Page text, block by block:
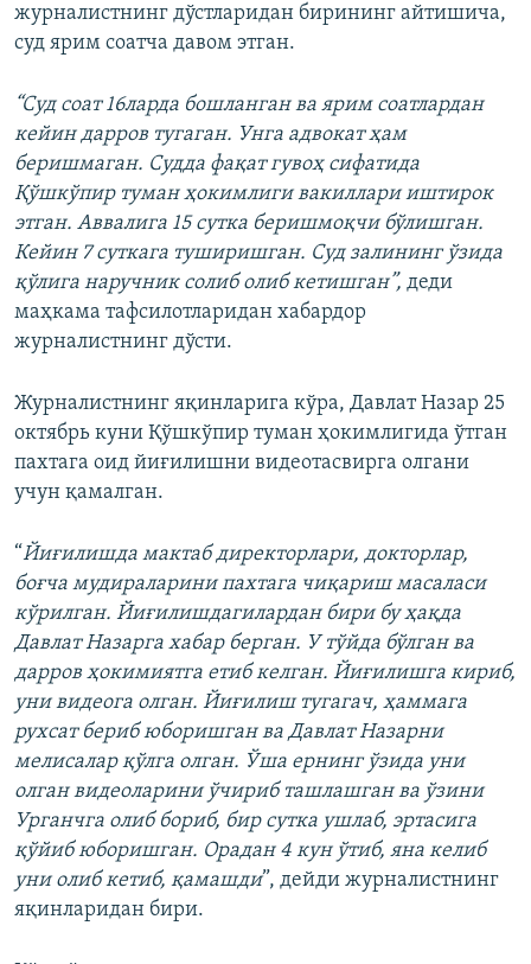
журналистнинг дўстларидан бирининг айтишича,
суд ярим соатча давом этган.
“Суд соат 16ларда бошланган ва ярим соатлардан
кейин дарров тугаган. Унга адвокат ҳам
беришмаган. Судда фақат гувоҳ сифатида
Қўшкўпир туман ҳокимлиги вакиллари иштирок
этган. Аввалига 15 сутка беришмоқчи бўлишган.
Кейин 7 суткага туширишган. Суд залининг ўзида
қўлига наручник солиб олиб кетишган”, деди
маҳкама тафсилотларидан хабардор
журналистнинг дўсти.
Журналистнинг яқинларига кўра, Давлат Назар 25
октябрь куни Қўшкўпир туман ҳокимлигида ўтган
пахтага оид йиғилишни видеотасвирга олгани
учун қамалган.
“Йиғилишда мактаб директорлари, докторлар,
боғча мудираларини пахтага чиқариш масаласи
кўрилган. Йиғилишдагилардан бири бу ҳақда
Давлат Назарга хабар берган. У тўйда бўлган ва
дарров ҳокимиятга етиб келган. Йиғилишга кириб,
уни видеога олган. Йиғилиш тугагач, ҳаммага
рухсат бериб юборишган ва Давлат Назарни
мелисалар қўлга олган. Ўша ернинг ўзида уни
олган видеоларини ўчириб ташлашган ва ўзини
Урганчга олиб бориб, бир сутка ушлаб, эртасига
қўйиб юборишган. Орадан 4 кун ўтиб, яна келиб
уни олиб кетиб, қамашди”, дейди журналистнинг
яқинларидан бири.